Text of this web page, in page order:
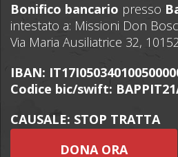
Bonifico bancario presso
intestato a: Missioni Don
Via Maria Ausiliatrice 32,
IBAN:
Codice bic/swift:
CAUSALE: STOP TRATTA
DONA ORA